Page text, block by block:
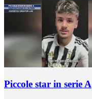
Piccole star in serie A